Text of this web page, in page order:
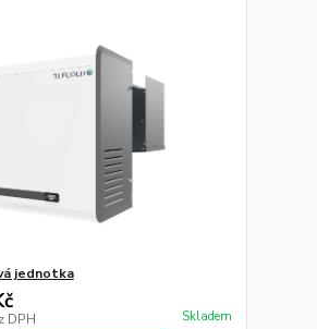
jednotka
DPH Skladem